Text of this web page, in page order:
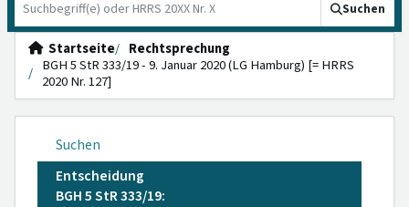
Suchen
Startseite
Rechtsprechung
BGH 5 StR 333/19 - 9. Januar 2020 (LG Hamburg) [= HRRS
2020 Nr. 127]
Suchen
Entscheidung
BGH 5 StR 333/19: